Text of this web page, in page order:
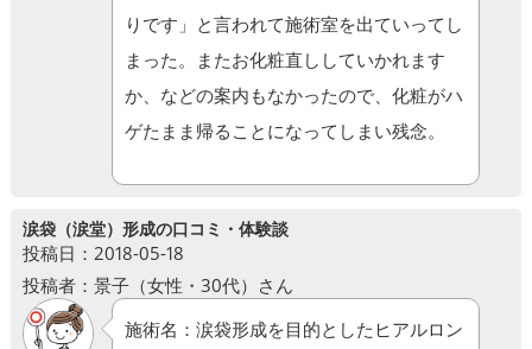
りです」と言われて施術室を出ていってし
まった。またお化粧直ししていかれます
か、などの案内もなかったので、化粧がハ
ゲたまま帰ることになってしまい残念。
涙袋（涙堂）形成の口コミ・体験談
投稿日：2018-05-18
投稿者：景子（女性・30代）さん
施術名：涙袋形成を目的としたヒアルロン